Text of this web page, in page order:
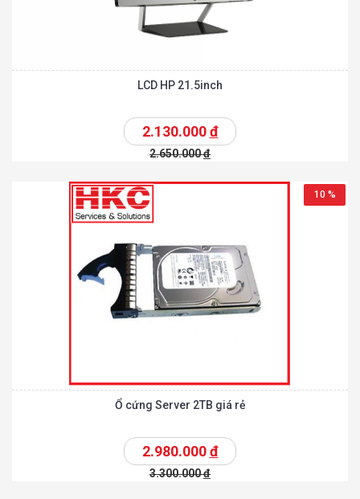
LCD HP 21.5inch
2.130.000đ
2.650.000đ
10 %
Ổ cứng Server 2TB giá rẻ
2.980.000đ
3.300.000đ